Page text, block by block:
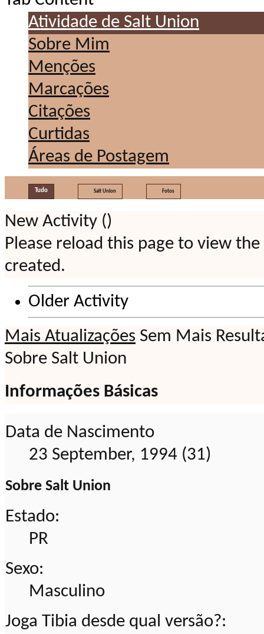
Atividade de Salt Union
Sobre Mim
Menções
Marcações
Citações
Curtidas
Áreas de Postagem
Tudo Salt Union Fotos
New Activity ()
Please reload this page to view
created.
Older Activity
Mais Atualizações Sem Mais
Sobre Salt Union
Informações Básicas
Data de Nascimento
23 September, 1994 (31)
Sobre Salt Union
Estado:
PR
Sexo:
Masculino
Joga Tibia desde qual versão?: